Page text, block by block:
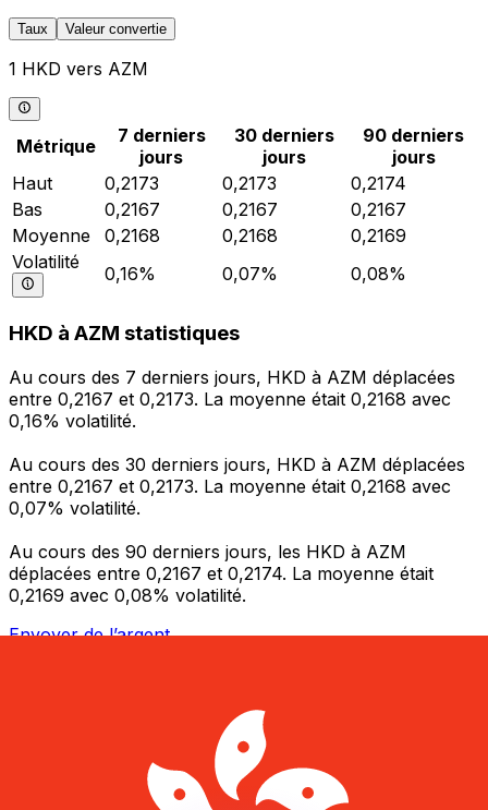
Taux Valeur convertie
1 HKD vers AZM
Métrique
7 derniers
jours
30 derniers
jours
90 derniers
jours
Haut
0,2173 0,2173
0,2174
Bas
0,2167 0,2167
0,2167
Moyenne
0,2168 0,2168
0,2169
Volatilité
0,16% 0,07% 0,08%
HKD à AZM statistiques
Au cours des 7 derniers jours, HKD à AZM déplacées
entre 0,2167 et 0,2173. La moyenne était 0,2168 avec
0,16% volatilité.
Au cours des 30 derniers jours, HKD à AZM déplacées
entre 0,2167 et 0,2173. La moyenne était 0,2168 avec
0,07% volatilité.
Au cours des 90 derniers jours, les HKD à AZM
déplacées entre 0,2167 et 0,2174. La moyenne était
0,2169 avec 0,08% volatilité.
Envoyer de l’argent
L'application Xe réunit toutes les fonctionnalités
nécessaires pour vos transferts d'argent internationaux
et la gestion de vos devises. Convertissez des devises,